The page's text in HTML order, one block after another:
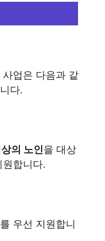
업은 다음과 같
다.
의 노인을 대상
합니다.
우선 지원합니